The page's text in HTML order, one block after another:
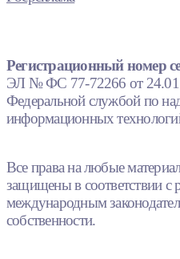
Регистрационный номер
ЭЛ № ФС 77-72266 от
Федеральной службой по
информационных
Все права на любые
защищены в соответствии с
международным
собственности.